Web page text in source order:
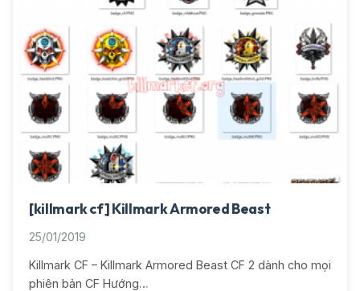
[killmark cf] Killmark Armored Beast
25/01/2019
Killmark CF – Killmark Armored Beast CF 2 dành cho mọi
phiên bản CF Hướng…